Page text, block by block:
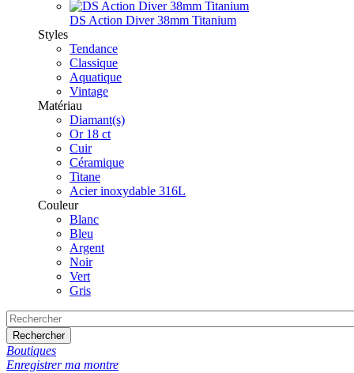
DS Action Diver 38mm Titanium
Styles
Tendance
Classique
Aquatique
Vintage
Matériau
Diamant(s)
Or 18 ct
Cuir
Céramique
Titane
Acier inoxydable 316L
Couleur
Blanc
Bleu
Argent
Noir
Vert
Gris
Rechercher
Boutiques
Enregistrer ma montre